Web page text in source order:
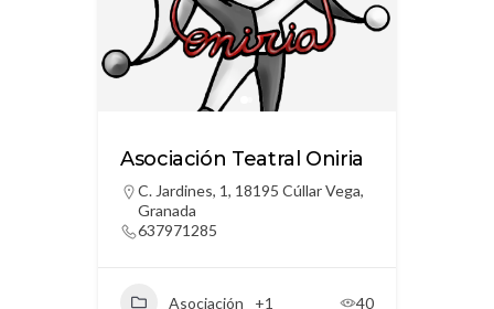
Asociación Teatral Oniria
C. Jardines, 1, 18195 Cúllar Vega,
Granada
637971285
Asociación +1 40